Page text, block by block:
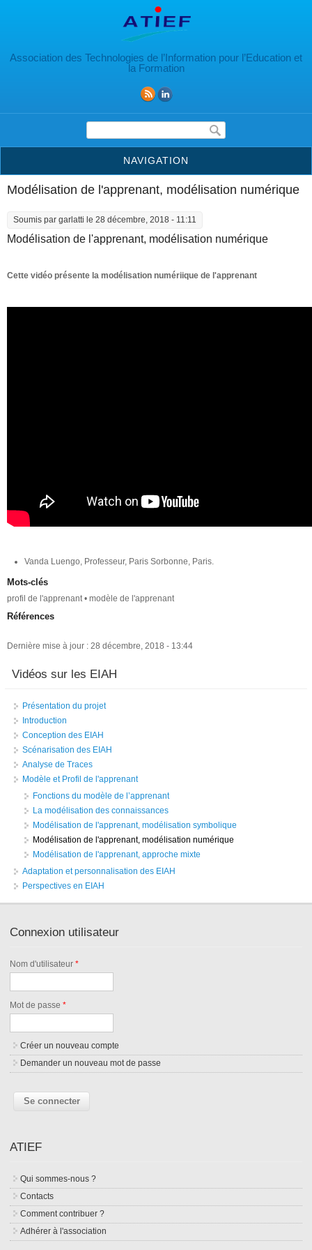
Association des Technologies de l’Information pour l’Education et
la Formation
Formulaire de recherche
NAVIGATION
Modélisation de l'apprenant, modélisation numérique
Soumis par garlatti le 28 décembre, 2018 - 11:11
Modélisation de l'apprenant, modélisation numérique
Cette vidéo présente la modélisation numériique de l'apprenant
Vanda Luengo, Professeur, Paris Sorbonne, Paris.
Mots-clés
profil de l'apprenant • modèle de l'apprenant
Références
Dernière mise à jour : 28 décembre, 2018 - 13:44
Vidéos sur les EIAH
Présentation du projet
Introduction
Conception des EIAH
Scénarisation des EIAH
Analyse de Traces
Modèle et Profil de l'apprenant
Fonctions du modèle de l’apprenant
La modélisation des connaissances
Modélisation de l'apprenant, modélisation symbolique
Modélisation de l'apprenant, modélisation numérique
Modélisation de l'apprenant, approche mixte
Adaptation et personnalisation des EIAH
Perspectives en EIAH
Connexion utilisateur
Nom d'utilisateur*
Mot de passe*
Créer un nouveau compte
Demander un nouveau mot de passe
ATIEF
Qui sommes-nous ?
Contacts
Comment contribuer ?
Adhérer à l'association